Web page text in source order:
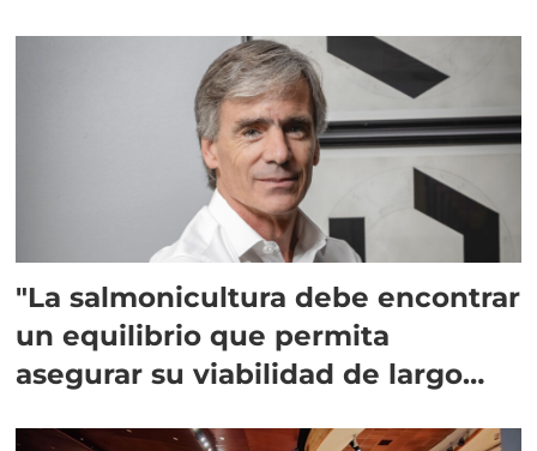
"La salmonicultura debe encontrar
un equilibrio que permita
asegurar su viabilidad de largo